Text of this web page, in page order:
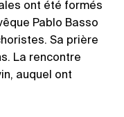
ont été formés
Pablo Basso
Sa prière
La rencontre
auquel ont